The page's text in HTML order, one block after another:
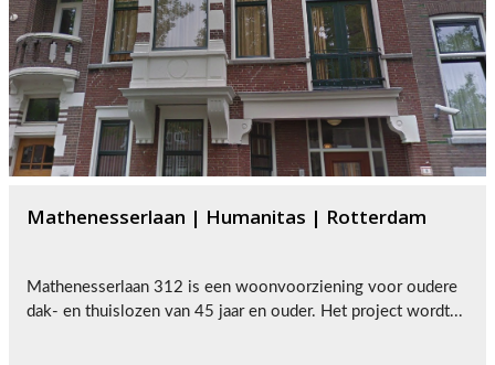
Mathenesserlaan | Humanitas | Rotterdam
Mathenesserlaan 312 is een woonvoorziening voor oudere
dak- en thuislozen van 45 jaar en ouder. Het project wordt...